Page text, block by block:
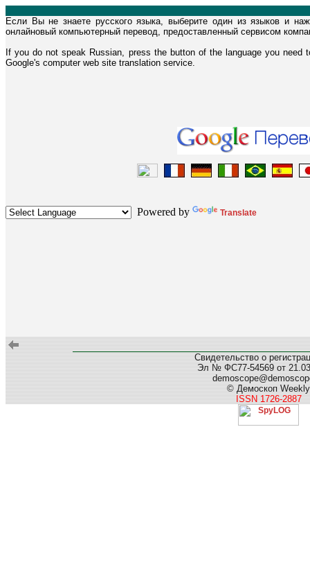
Если Вы не знаете русского языка, выберите один из языков и
онлайновый компьютерный перевод, предоставленный сервисом
If you do not speak Russian, press the button of the language you need
Google's computer web site translation service.
Powered by Translate
Свидетельство о
Эл № ФС77-54569 от
© Демоскоп Weekly
ISSN 1726-2887